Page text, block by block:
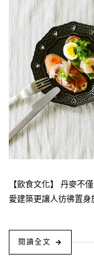
【飲食文化】 丹麥不
愛建築更讓人彷彿置身
閱讀全文